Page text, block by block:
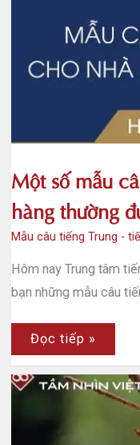
Một số mẫu
hàng thường
Mẫu câu tiếng Trung -
Hôm nay Trung tâm
bạn những mẫu câu
Một
số
mẫu
câu
tiếng
Đọc tiếp »